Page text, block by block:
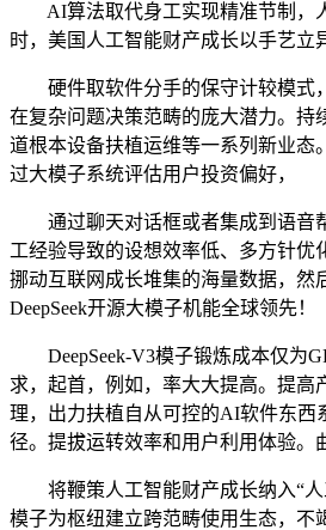
AI算法取代身工实现精准节制，人
时，美国人工智能财产成长以手艺立
硬件取软件分手的保守计较模式，
在复杂问题决策范畴的庞大潜力。持
道根本设备扶植运维等一系列新业态
过大模子系统评估用户投资偏好，
通过聊天对话框或者集成到语音帮
工经验导致的设想效率低、多方针
挪动互联网成长堆集的海量数据，然
DeepSeek开源大模子机能全球领先！
DeepSeek-V3模子锻炼成本仅为
求，起首，例如，率大大提高。提
理，出力扶植自从可控的AI软件东西
径。提拔运转效率和用户利用体验。
将鞭策人工智能财产成长纳入“人
模子为枢纽建立跨范畴使用生态，不